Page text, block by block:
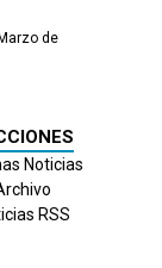
de
Noticias
RSS